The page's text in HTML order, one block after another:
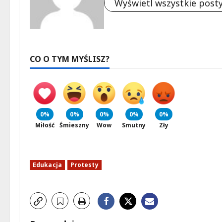
Wyświetl wszystkie
CO O TYM MYŚLISZ?
0%
Miłość
0%
Śmieszny
0%
Wow
0%
Smutny
0%
Zły
Edukacja Protesty